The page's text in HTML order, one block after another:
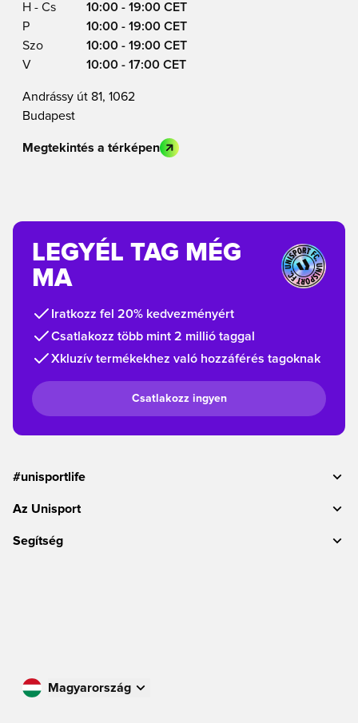
H - Cs
10:00 - 19:00 CET
P
10:00 - 19:00 CET
Szo
10:00 - 19:00 CET
V
10:00 - 17:00 CET
Andrássy út 81, 1062
Budapest
Megtekintés a térképen
LEGYÉL TAG MÉG
MA
Iratkozz fel 20% kedvezményért
Csatlakozz több mint 2 millió taggal
Xkluzív termékekhez való hozzáférés tagoknak
Csatlakozz ingyen
#unisportlife
Az Unisport
Segítség
Magyarország